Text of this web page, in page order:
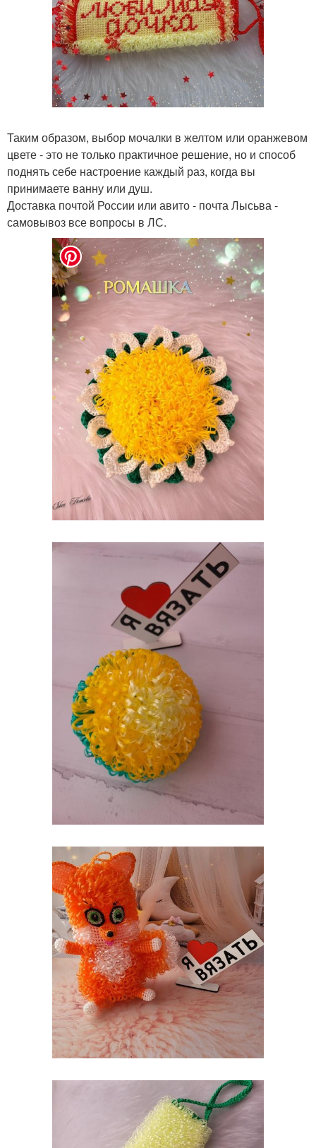
Таким образом, выбор мочалки в желтом или оранжевом
цвете - это не только практичное решение, но и способ
поднять себе настроение каждый раз, когда вы
принимаете ванну или душ.
Доставка почтой России или авито - почта Лысьва -
самовывоз все вопросы в ЛС.